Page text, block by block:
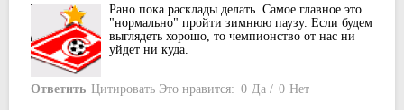
Рано пока расклады делать. Самое главное это
"нормально" пройти зимнюю паузу. Если будем
выглядеть хорошо, то чемпионство от нас ни
уйдет ни куда.
Ответить Цитировать Это нравится: 0 Да / 0 Нет